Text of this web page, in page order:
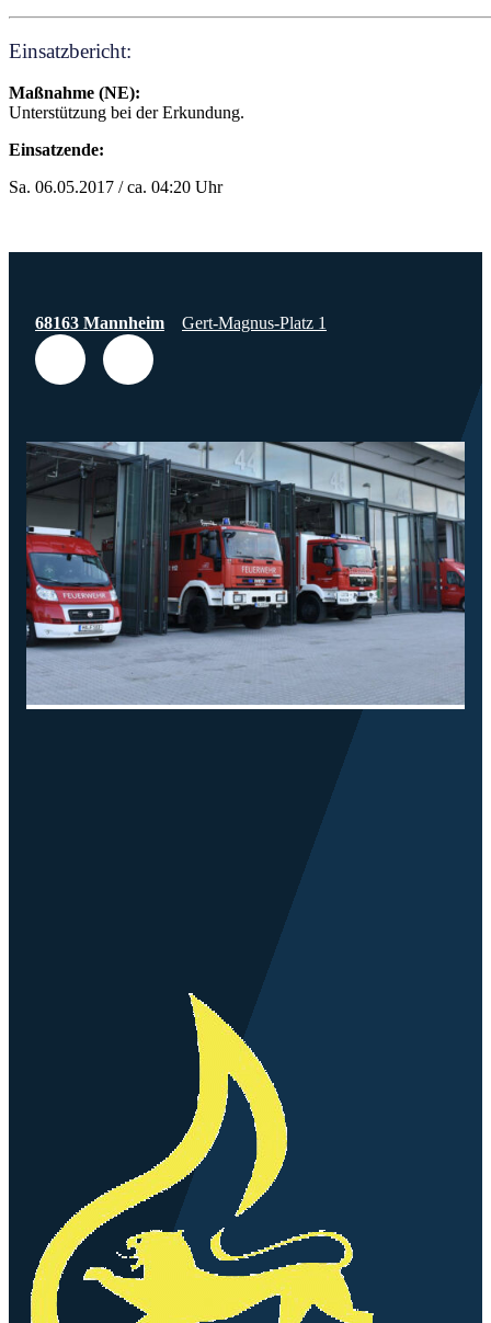
Einsatzbericht:
Maßnahme (NE):
Unterstützung bei der Erkundung.
Einsatzende:
Sa. 06.05.2017 / ca. 04:20 Uhr
68163 Mannheim Gert-Magnus-Platz 1